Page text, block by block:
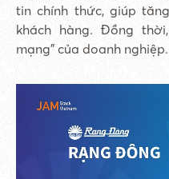
tin chính thức, giúp
khách hàng. Đồng
mạng” của doanh nghiệp.